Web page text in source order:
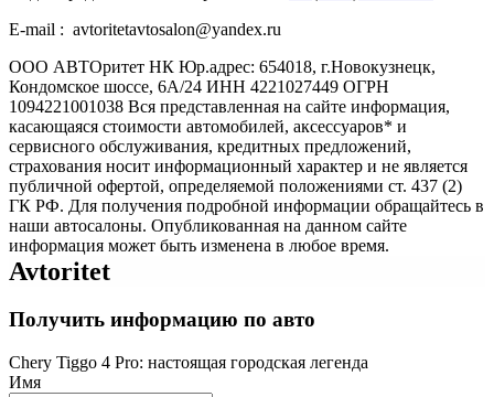
E-mail : avtoritetavtosalon@yandex.ru
ООО АВТОритет НК Юр.адрес: 654018, г.Новокузнецк,
Кондомское шоссе, 6А/24 ИНН 4221027449 ОГРН
1094221001038 Вся представленная на сайте информация,
касающаяся стоимости автомобилей, аксессуаров* и
сервисного обслуживания, кредитных предложений,
страхования носит информационный характер и не является
публичной офертой, определяемой положениями ст. 437 (2)
ГК РФ. Для получения подробной информации обращайтесь в
наши автосалоны. Опубликованная на данном сайте
информация может быть изменена в любое время.
Avtoritet
Получить информацию по авто
Chery Tiggo 4 Pro: настоящая городская легенда
Имя